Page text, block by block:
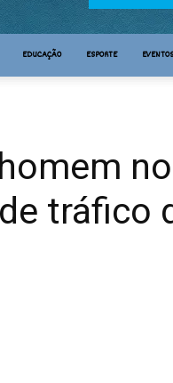
EDUCAÇÃO ESPORTE EVENTOS
tráfico